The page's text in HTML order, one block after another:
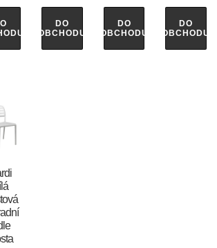
DO
OBCHODU
DO
OBCHODU
DO
OBCHODU